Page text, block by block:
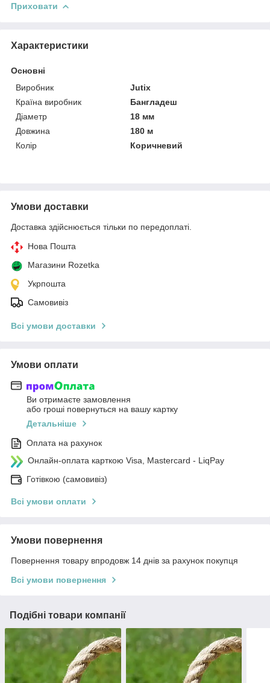
Приховати
Характеристики
Основні
Виробник
Jutix
Країна виробник
Бангладеш
Діаметр
18 мм
Довжина
180 м
Колір
Коричневий
Умови доставки
Доставка здійснюється тільки по передоплаті.
Нова Пошта
Магазини Rozetka
Укрпошта
Самовивіз
Всі умови доставки
Умови оплати
Ви отримаєте замовлення
або гроші повернуться на вашу картку
Детальніше
Оплата на рахунок
Онлайн-оплата карткою Visa, Mastercard - LiqPay
Готівкою (самовивіз)
Всі умови оплати
Умови повернення
Повернення товару впродовж 14 днів за рахунок покупця
Всі умови повернення
Подібні товари компанії